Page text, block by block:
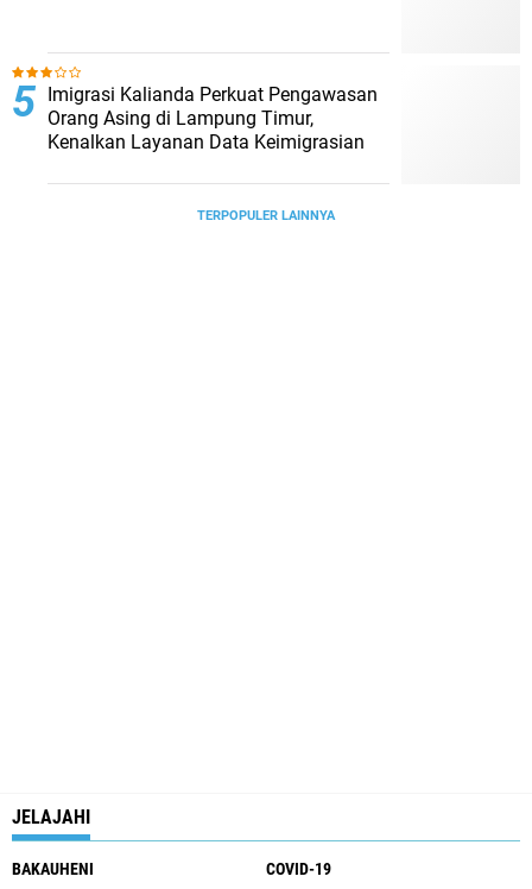
Imigrasi Kalianda Perkuat Pengawasan
Orang Asing di Lampung Timur,
Kenalkan Layanan Data Keimigrasian
TERPOPULER LAINNYA
JELAJAHI
BAKAUHENI COVID-19